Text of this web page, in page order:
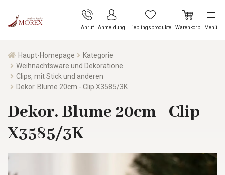
Anruf Anmeldung Lieblingsprodukte Warenkorb Menü
Haupt-Homepage
Kategorie
Weihnachtsware und Dekoratione
Clips, mit Stick und anderen
Dekor. Blume 20cm - Clip X3585/3K
Dekor. Blume 20cm - Clip
X3585/3K